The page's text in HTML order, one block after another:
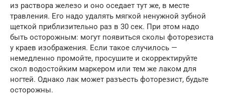
из раствора железо и оно оседает тут же, в месте
травления. Его надо удалять мягкой ненужной зубной
щеткой приблизительно раз в 30 сек. При этом надо
быть осторожным: могут появиться сколы фоторезиста
у краев изображения. Если такое случилось —
немедленно промойте, просушите и скорректируйте
скол водостойким маркером или тем же лаком для
ногтей. Однако лак может разъесть фоторезист, будьте
осторожны.